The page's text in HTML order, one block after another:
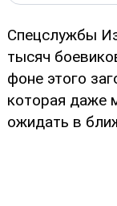
Спецслужбы
тысяч
фоне этого
которая даже
ожидать в